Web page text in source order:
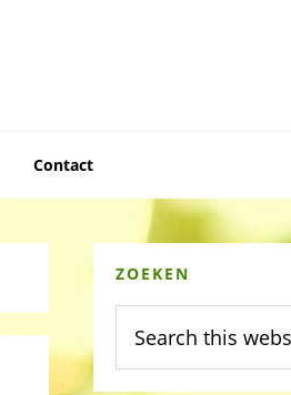
Contact
Primary
Sidebar
ZOEKEN
this
website